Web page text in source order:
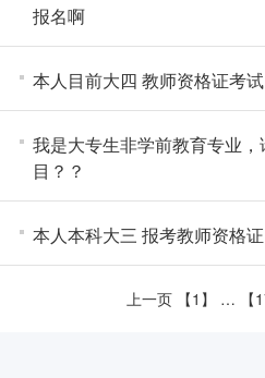
报名啊
本人目前大四 教师资格证考
我是大专生非学前教育专业
目？？
本人本科大三 报考教师资格
上一页 【1 】 … 【